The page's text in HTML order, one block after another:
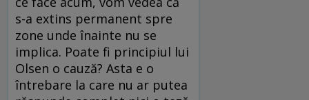
s-a extins permanent spre
zone unde înainte nu se
implica. Poate fi principiul lui
Olsen o cauză? Asta e o
întrebare la care nu ar putea